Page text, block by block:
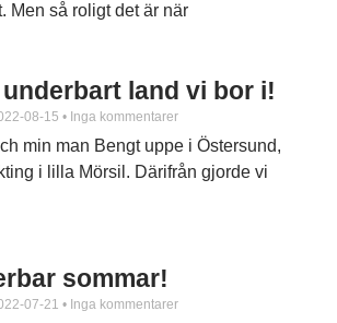
Men så roligt det är när
land vi bor i!
08-15 Inga kommentarer
min man Bengt uppe i Östersund,
i lilla Mörsil. Därifrån gjorde vi
sommar!
07-21 Inga kommentarer